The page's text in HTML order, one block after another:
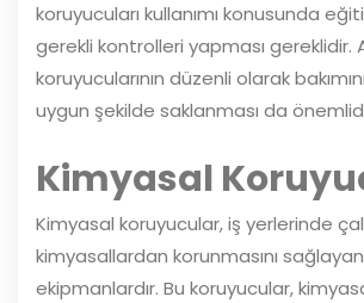
koruyucuları kullanımı konusunda
gerekli kontrolleri yapması gereklidir.
koruyucularının düzenli olarak
uygun şekilde saklanması da
Kimyasal
Kimyasal koruyucular, iş yerlerinde
kimyasallardan korunmasını
ekipmanlardır. Bu koruyucular,